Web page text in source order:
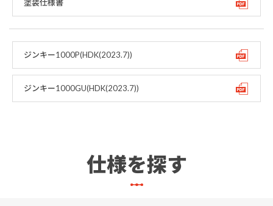
塗装仕様書
ジンキー1000P(HDK(2023.7))
ジンキー1000GU(HDK(2023.7))
仕様を探す